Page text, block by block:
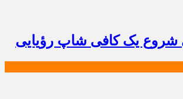
شروع یک کافی شاپ رؤیایی